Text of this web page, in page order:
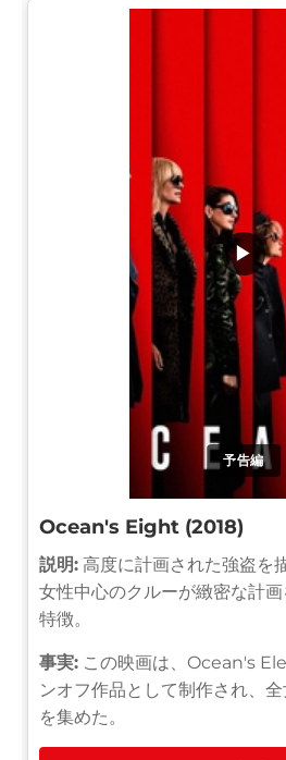
予告編
▶
Ocean's Eight (2018)
説明: 高度に計画された強盗を
女性中心のクルーが緻密な計
特徴。
事実: この映画は、Ocean's
ンオフ作品として制作され、
を集めた。